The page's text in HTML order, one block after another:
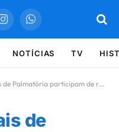
InstagramWhatsApp
NOTÍCIAS TV
de reunião sobre plantação sem uso de agrotóxicos
de